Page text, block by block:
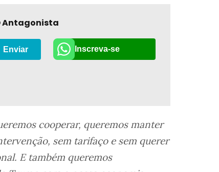
Antagonista
Enviar Inscreva-se
cooperar, queremos manter
sem tarifaço e sem querer
E também queremos